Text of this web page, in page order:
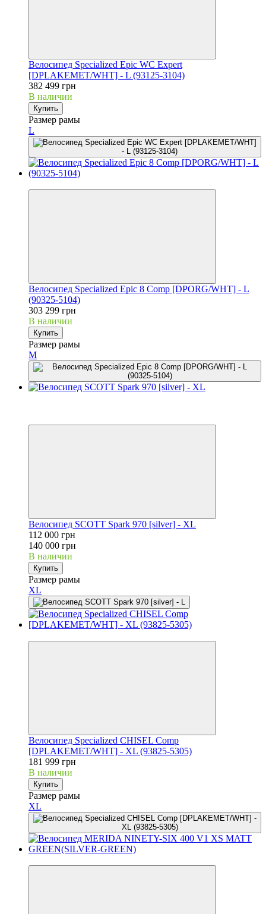
Велосипед Specialized Epic WC Expert
[DPLAKEMET/WHT] - L (93125-3104)
382 499 грн
В наличии
Купить
Размер рамы
L
Велосипед Specialized Epic 8 Comp [DPORG/WHT] - L
(90325-5104)
303 299 грн
В наличии
Купить
Размер рамы
M
Велосипед SCOTT Spark 970 [silver] - XL
112 000 грн
140 000 грн
В наличии
Купить
Размер рамы
XL
Велосипед Specialized CHISEL Comp
[DPLAKEMET/WHT] - XL (93825-5305)
181 999 грн
В наличии
Купить
Размер рамы
XL